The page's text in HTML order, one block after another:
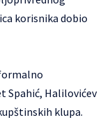
korisnika dobio
Spahić, Halilovićev
klupa.